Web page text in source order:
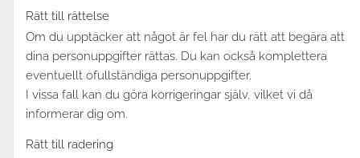
Rätt till rättelse
Om du upptäcker att något är fel har du rätt att begära att
dina personuppgifter rättas. Du kan också komplettera
eventuellt ofullständiga personuppgifter.
I vissa fall kan du göra korrigeringar själv, vilket vi då
informerar dig om.
Rätt till radering